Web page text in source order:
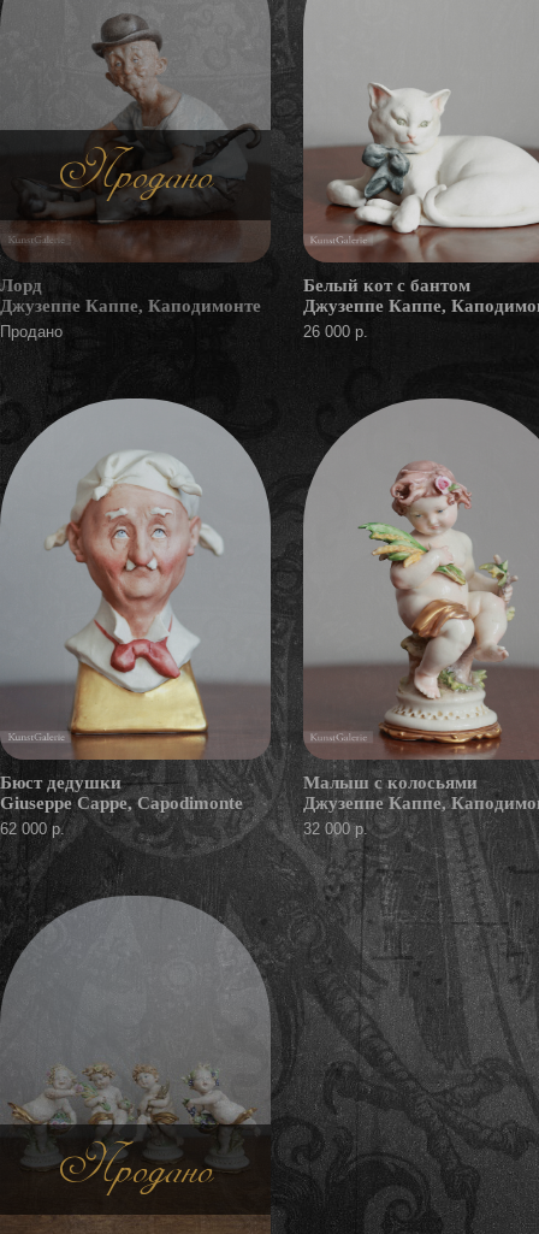
Продано
Лорд
Джузеппе Каппе, Каподимонте
Продано
Белый кот с бантом
Джузеппе Каппе,
26 000 р.
Бюст дедушки
Giuseppe Cappe, Capodimonte
62 000 р.
Малыш с колосьями
Джузеппе Каппе,
32 000 р.
Продано